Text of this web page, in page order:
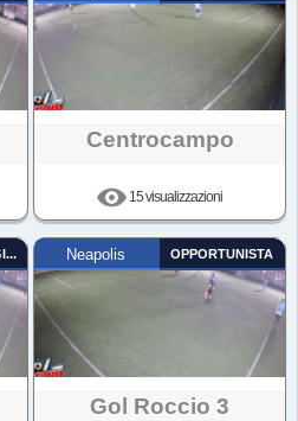
Centrocampo
15 visualizzazioni
NUMERO MAGICO Neapolis OPPORTUNISTA
Gol Roccio 3